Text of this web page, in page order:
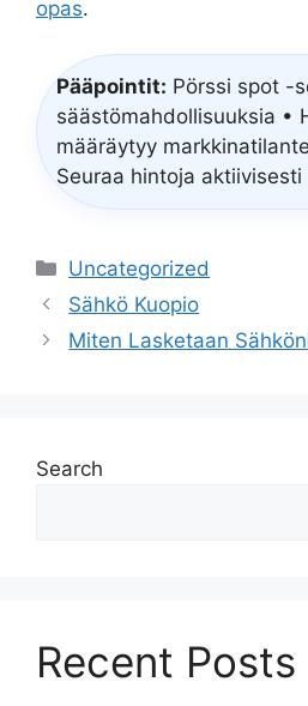
opas.
Pääpointit: Pörssi spot -
säästömahdollisuuksia •
määräytyy
Seuraa hintoja aktiivisesti
Categories
Uncategorized
Sähkö Kuopio
Miten Lasketaan
Search
Recent Posts